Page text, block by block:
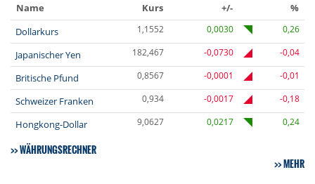
Name Kurs +/-
%
Dollarkurs
1,1552 0,0030 0,26
Japanischer Yen 182,467 -0,0730 -0,04
Britische Pfund 0,8567 -0,0001 -0,01
Schweizer Franken 0,934 -0,0017 -0,18
Hongkong-Dollar 9,0627 0,0217 0,24
WÄHRUNGSRECHNER
MEHR